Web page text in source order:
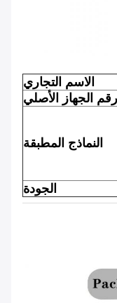
الاسم التجاري
رقم الجهاز الأصلي
النماذج المطبقة
الجودة